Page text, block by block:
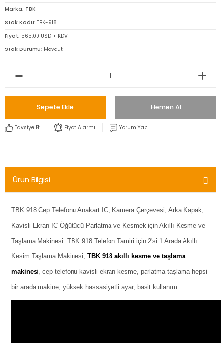
Marka TBK
Stok Kodu TBK-918
Fiyat 565,00 USD + KDV
Stok Durumu Mevcut
Sepete Ekle Hemen Al
Tavsiye Et Fiyat Alarmı Yorum Yap
Ürün Bilgisi
TBK 918 Cep Telefonu Anakart IC, Kamera Çerçevesi, Arka Kapak,
Kavisli Ekran IC Öğütücü Parlatma ve Kesmek için Akıllı Kesme ve
Taşlama Makinesi. TBK 918 Telefon Tamiri için 2'si 1 Arada Akıllı
Kesim Taşlama Makinesi, TBK 918 akıllı kesme ve taşlama
makinesi, cep telefonu kavisli ekran kesme, parlatma taşlama hepsi
bir arada makine, yüksek hassasiyetli ayar, basit kullanım.